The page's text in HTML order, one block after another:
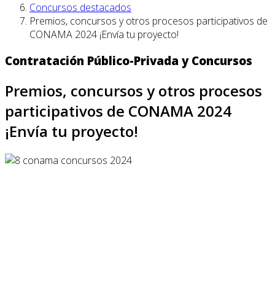
Concursos destacados
Premios, concursos y otros procesos participativos de
CONAMA 2024 ¡Envía tu proyecto!
Contratación Público-Privada y Concursos
Premios, concursos y otros procesos
participativos de CONAMA 2024
¡Envía tu proyecto!